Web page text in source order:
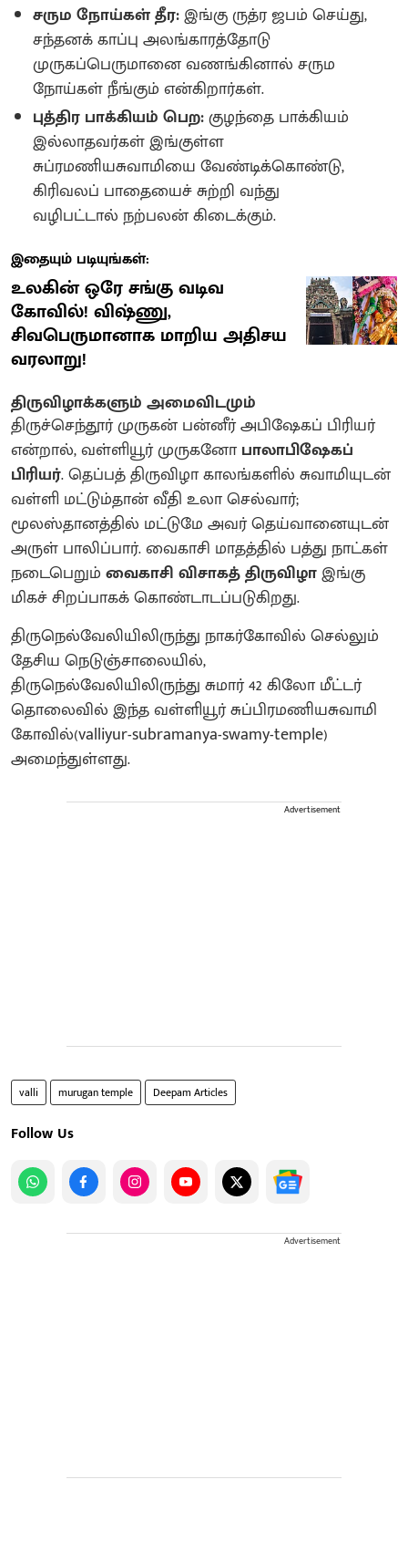
சரும நோய்கள் தீர:இங்கு ருத்ர ஜபம் செய்து,
சந்தனக் காப்பு அலங்காரத்தோடு
முருகப்பெருமானை வணங்கினால் சரும
நோய்கள் நீங்கும் என்கிறார்கள்.
புத்திர பாக்கியம் பெற:குழந்தை பாக்கியம்
இல்லாதவர்கள் இங்குள்ள
சுப்ரமணியசுவாமியை வேண்டிக்கொண்டு,
கிரிவலப் பாதையைச் சுற்றி வந்து
வழிபட்டால் நற்பலன் கிடைக்கும்.
இதையும் படியுங்கள்:
உலகின் ஒரே சங்கு வடிவ
கோவில்! விஷ்ணு,
சிவபெருமானாக மாறிய அதிசய
வரலாறு!
திருவிழாக்களும் அமைவிடமும்
திருச்செந்தூர் முருகன் பன்னீர் அபிஷேகப் பிரியர்
என்றால், வள்ளியூர் முருகனோ பாலாபிஷேகப்
பிரியர். தெப்பத் திருவிழா காலங்களில் சுவாமியுடன்
வள்ளி மட்டும்தான் வீதி உலா செல்வார்;
மூலஸ்தானத்தில் மட்டுமே அவர் தெய்வானையுடன்
அருள் பாலிப்பார். வைகாசி மாதத்தில் பத்து நாட்கள்
நடைபெறும் வைகாசி விசாகத் திருவிழாஇங்கு
மிகச் சிறப்பாகக் கொண்டாடப்படுகிறது.
திருநெல்வேலியிலிருந்து நாகர்கோவில் செல்லும்
தேசிய நெடுஞ்சாலையில்,
திருநெல்வேலியிலிருந்து சுமார் 42 கிலோ மீட்டர்
தொலைவில் இந்த வள்ளியூர் சுப்பிரமணியசுவாமி
கோவில்(valliyur-subramanya-swamy-temple)
அமைந்துள்ளது.
Advertisement
valli murugan temple Deepam Articles
Follow Us
Advertisement